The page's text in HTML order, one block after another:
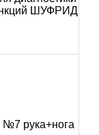
ШУФРИД
рука+нога